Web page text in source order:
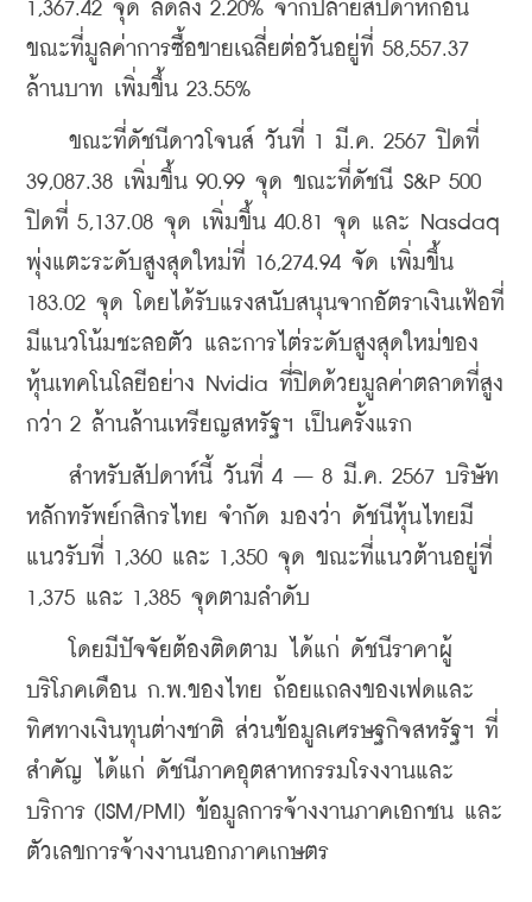
1,367.42 จุด ลดลง 2.20% จากปลายสัปดาห์ก่อน
ขณะที่มูลค่าการซื้อขายเฉลี่ยต่อวันอยู่ที่ 58,557.37
ล้านบาท เพิ่มขึ้น 23.55%
ขณะที่ดัชนีดาวโจนส์ วันที่ 1 มี.ค. 2567 ปิดที่
39,087.38 เพิ่มขึ้น 90.99 จุด ขณะที่ดัชนี S&P 500
ปิดที่ 5,137.08 จุด เพิ่มขึ้น 40.81 จุด และ Nasdaq
พุ่งแตะระดับสูงสุดใหม่ที่ 16,274.94 จัด เพิ่มขึ้น
183.02 จุด โดยได้รับแรงสนับสนุนจากอัตราเงินเฟ้อที่
มีแนวโน้มชะลอตัว และการไต่ระดับสูงสุดใหม่ของ
หุ้นเทคโนโลยีอย่าง Nvidia ที่ปิดด้วยมูลค่าตลาดที่สูง
กว่า 2 ล้านล้านเหรียญสหรัฐฯ เป็นครั้งแรก
สำหรับสัปดาห์นี้ วันที่ 4 – 8 มี.ค. 2567 บริษัท
หลักทรัพย์กสิกรไทย จำกัด มองว่า ดัชนีหุ้นไทยมี
แนวรับที่ 1,360 และ 1,350 จุด ขณะที่แนวต้านอยู่ที่
1,375 และ 1,385 จุดตามลำดับ
โดยมีปัจจัยต้องติดตาม ได้แก่ ดัชนีราคาผู้
บริโภคเดือน ก.พ.ของไทย ถ้อยแถลงของเฟดและ
ทิศทางเงินทุนต่างชาติ ส่วนข้อมูลเศรษฐกิจสหรัฐฯ ที่
สำคัญ ได้แก่ ดัชนีภาคอุตสาหกรรมโรงงานและ
บริการ (ISM/PMI) ข้อมูลการจ้างงานภาคเอกชน และ
ตัวเลขการจ้างงานนอกภาคเกษตร